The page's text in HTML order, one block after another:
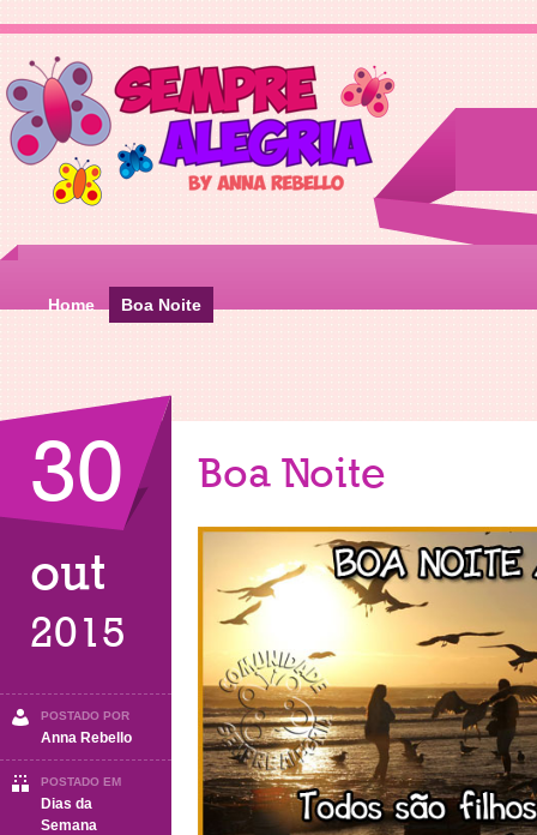
Home Boa Noite
30
out
2015
POSTADO POR
Anna Rebello
POSTADO EM
Dias da
Semana
Boa Noite